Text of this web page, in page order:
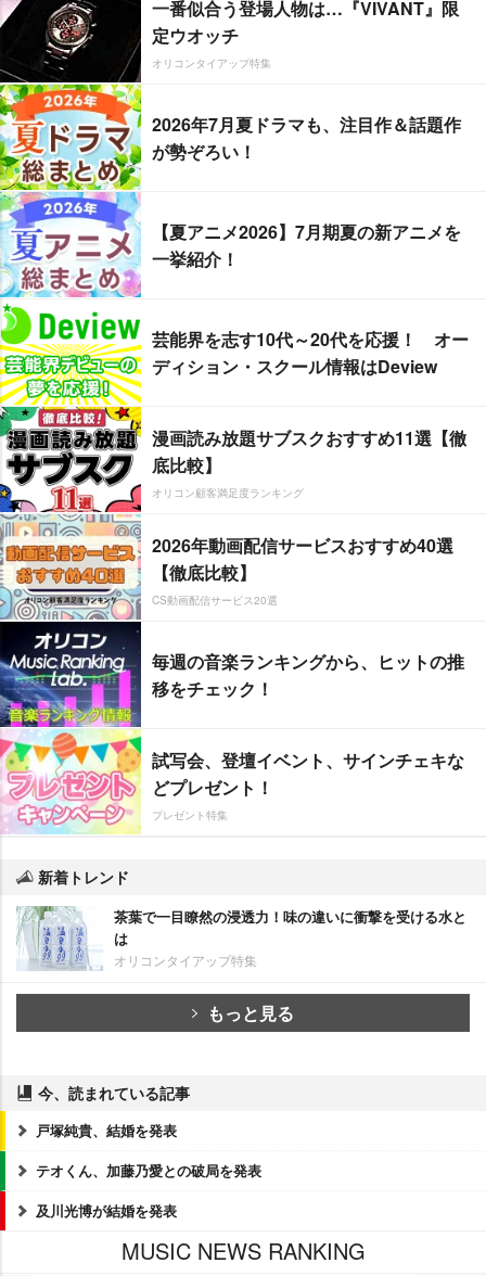
一番似合う登場人物は…『VIVANT』限
定ウオッチ
オリコンタイアップ特集
2026年7月夏ドラマも、注目作＆話題作
が勢ぞろい！
【夏アニメ2026】7月期夏の新アニメを
一挙紹介！
芸能界を志す10代～20代を応援！ オー
ディション・スクール情報はDeview
漫画読み放題サブスクおすすめ11選【徹
底比較】
オリコン顧客満足度ランキング
2026年動画配信サービスおすすめ40選
【徹底比較】
CS動画配信サービス20選
毎週の音楽ランキングから、ヒットの推
移をチェック！
試写会、登壇イベント、サインチェキな
どプレゼント！
プレゼント特集
新着トレンド
茶葉で一目瞭然の浸透力！味の違いに衝撃を受ける水と
は
オリコンタイアップ特集
もっと見る
今、読まれている記事
戸塚純貴、結婚を発表
テオくん、加藤乃愛との破局を発表
及川光博が結婚を発表
MUSIC NEWS RANKING